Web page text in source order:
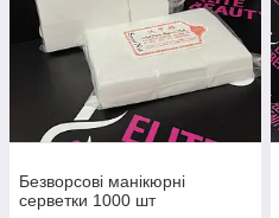
Безворсові манікюрні
серветки 1000 шт